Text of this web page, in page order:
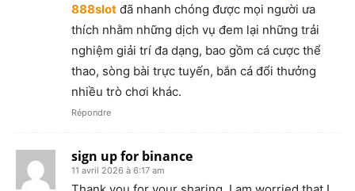
888slot đã nhanh chóng được mọi người ưa
thích nhằm những dịch vụ đem lại những trải
nghiệm giải trí đa dạng, bao gồm cá cược thể
thao, sòng bài trực tuyến, bắn cá đổi thưởng
nhiều trò chơi khác.
Répondre
sign up for binance
11 avril 2026 à 6:17 am